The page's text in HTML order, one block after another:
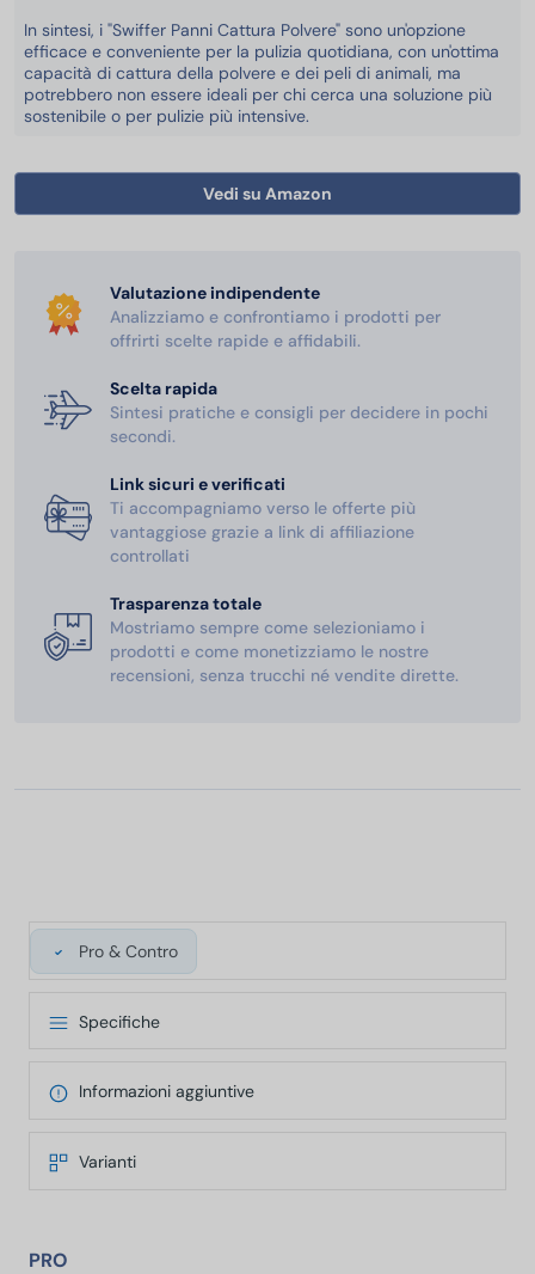
In sintesi, i "Swiffer Panni Cattura Polvere" sono un'opzione
efficace e conveniente per la pulizia quotidiana, con un'ottima
capacità di cattura della polvere e dei peli di animali, ma
potrebbero non essere ideali per chi cerca una soluzione più
sostenibile o per pulizie più intensive.
Vedi su Amazon
Valutazione indipendente
Analizziamo e confrontiamo i prodotti per
offrirti scelte rapide e affidabili.
Scelta rapida
Sintesi pratiche e consigli per decidere in pochi
secondi.
Link sicuri e verificati
Ti accompagniamo verso le offerte più
vantaggiose grazie a link di affiliazione
controllati
Trasparenza totale
Mostriamo sempre come selezioniamo i
prodotti e come monetizziamo le nostre
recensioni, senza trucchi né vendite dirette.
Pro & Contro
Specifiche
Informazioni aggiuntive
Varianti
PRO